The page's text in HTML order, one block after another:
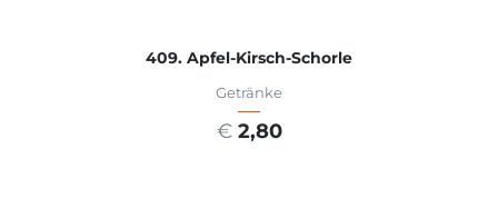
409. Apfel-Kirsch-Schorle
Getränke
€ 2,80